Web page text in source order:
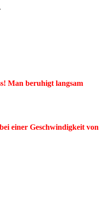
Man beruhigt langsam
einer Geschwindigkeit von